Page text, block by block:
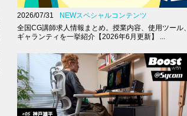
2026/07/31
NEWスペシャルコンテンツ
全国CG講師求人情報まとめ。授業内容、使用ツール、
ギャランティを一挙紹介【2026年6月更新】 ...